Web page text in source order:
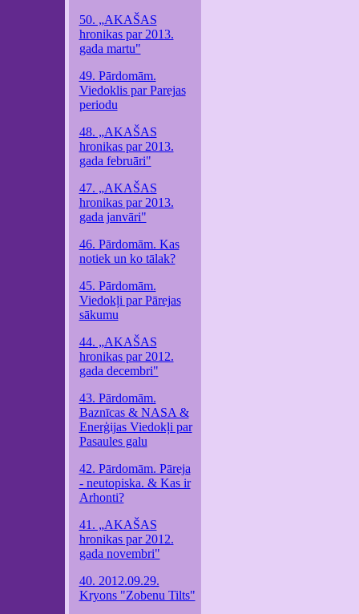
50. „AKAŠAS
hronikas par 2013.
gada martu"
49. Pārdomām.
Viedoklis par Parejas
periodu
48. „AKAŠAS
hronikas par 2013.
gada februāri"
47. „AKAŠAS
hronikas par 2013.
gada janvāri"
46. Pārdomām. Kas
notiek un ko tālak?
45. Pārdomām.
Viedokļi par Pārejas
sākumu
44. „AKAŠAS
hronikas par 2012.
gada decembri"
43. Pārdomām.
Baznīcas & NASA &
Enerģijas Viedokļi par
Pasaules galu
42. Pārdomām. Pāreja
- neutopiska. & Kas ir
Arhonti?
41. „AKAŠAS
hronikas par 2012.
gada novembri"
40. 2012.09.29.
Kryons "Zobenu Tilts"